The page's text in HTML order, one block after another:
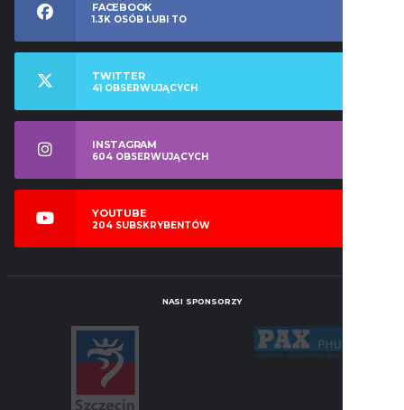
FACEBOOK
1.3K OSÓB LUBI TO
TWITTER
41 OBSERWUJĄCYCH
INSTAGRAM
604 OBSERWUJĄCYCH
YOUTUBE
204 SUBSKRYBENTÓW
NASI SPONSORZY